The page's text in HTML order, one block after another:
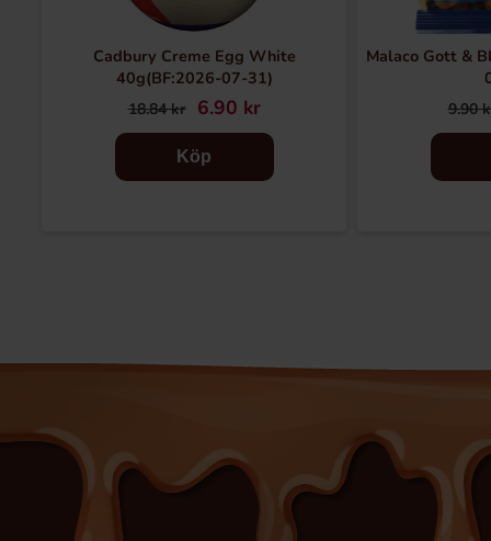
Cadbury Creme Egg White
40g(BF:2026-07-31)
18.84 kr 6.90 kr
Köp
Malaco Gott &
9.90